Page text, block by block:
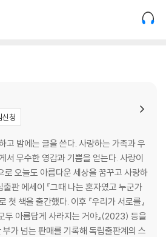
081 / 그녀는 매일 아침 꽃 사진을 보낸다 0
싶은 거 다 해 089 / 마음 알아채기 095 /
/ 지금처럼 자주 기쁘자 103 / 사는 게 싫어
름 107 / 사랑하는 장면들 112 / 손을 잡는
지 않는 말 120 / 현재에 집중하기 122 / 아
/ 다음에는 다른 곳에서 만나 129 / 쓰러졌
134
원
봤으면 해 139 / 소원 142 / 글쓰기와 마라
일 149 / 모순 150 / 그때 나는 혼자였고
까 151 / 좋아해 154 / 42.195킬로미터의 레
더 나아질 우리에게 162 / 곱게 지은 문장을
신청
고 밤에는 글을 쓴다. 사랑하는 가족과 우
서 무수한 영감과 기쁨을 얻는다. 사랑이
로 오늘도 아름다운 세상을 꿈꾸고 사랑하
판 에세이 『그때 나는 혼자였고 누군가
첫 책을 출간했다. 이후 『우리가 서로를』
두 아름답게 사라지는 거야』(2023) 등을
가 넘는 판매를 기록해 독립출판계의 스